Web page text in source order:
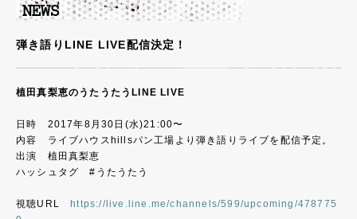
NEWS
PROFILE
DISCOGRAPHY
PHOTO
弾き語りLINE LIVE配信決定！
植田真梨恵のうたうたうLINE LIVE
日時 2017年8月30日(水)21:00〜
内容 ライブハウスhillsパン工場より弾き語りライブを配信予定。
出演 植田真梨恵
ハッシュタグ #うたうたう
視聴URL
https://live.line.me/channels/599/upcoming/478775